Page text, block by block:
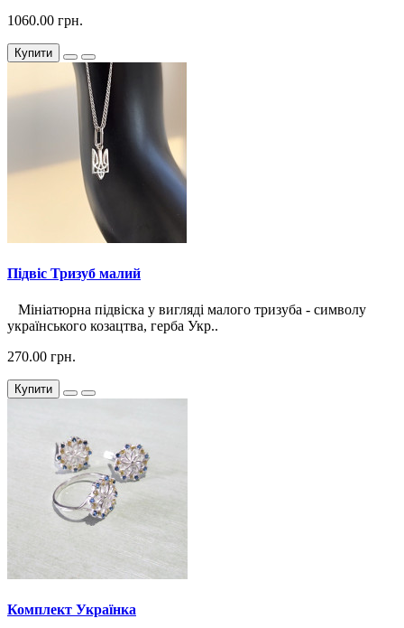
1060.00 грн.
Купити
Підвіс Тризуб малий
Мініатюрна підвіска у вигляді малого тризуба - символу
українського козацтва, герба Укр..
270.00 грн.
Купити
Комплект Українка